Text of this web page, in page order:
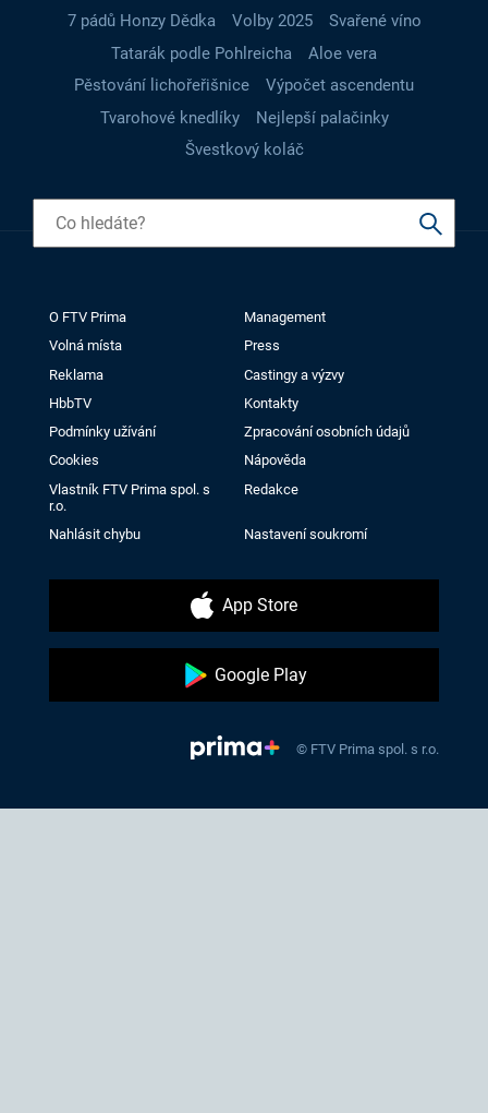
7 pádů Honzy Dědka
Volby 2025
Svařené víno
Tatarák podle Pohlreicha
Aloe vera
Pěstování lichořeřišnice
Výpočet ascendentu
Tvarohové knedlíky
Nejlepší palačinky
Švestkový koláč
O FTV Prima
Management
Volná místa
Press
Reklama
Castingy a výzvy
HbbTV
Kontakty
Podmínky užívání
Zpracování osobních údajů
Cookies
Nápověda
Vlastník FTV Prima spol. s
r.o.
Redakce
Nahlásit chybu Nastavení soukromí
App Store
Google Play
© FTV Prima spol. s r.o.